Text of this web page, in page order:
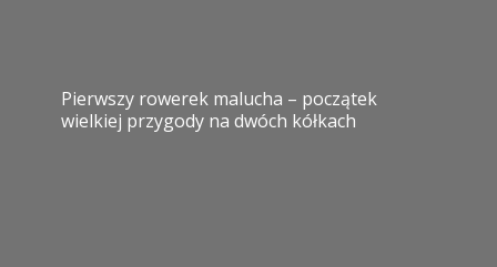
Pierwszy rowerek malucha – początek
wielkiej przygody na dwóch kółkach